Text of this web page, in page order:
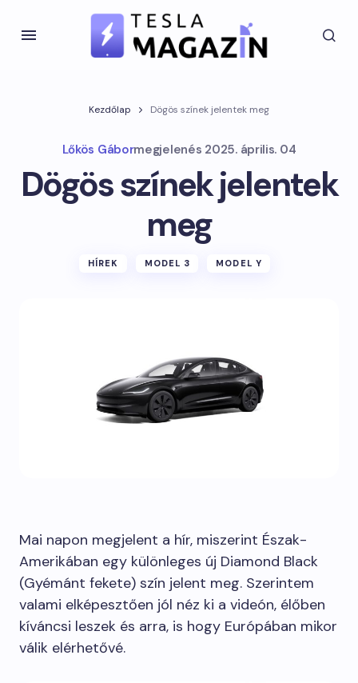
Kezdőlap Dögös színek jelentek meg
Lőkös Gábormegjelenés 2025. április. 04
Dögös színek jelentek
meg
HÍREK MODEL 3 MODEL Y
Mai napon megjelent a hír, miszerint Észak-
Amerikában egy különleges új Diamond Black
(Gyémánt fekete) szín jelent meg. Szerintem
valami elképesztően jól néz ki a videón, élőben
kíváncsi leszek és arra, is hogy Európában mikor
válik elérhetővé.